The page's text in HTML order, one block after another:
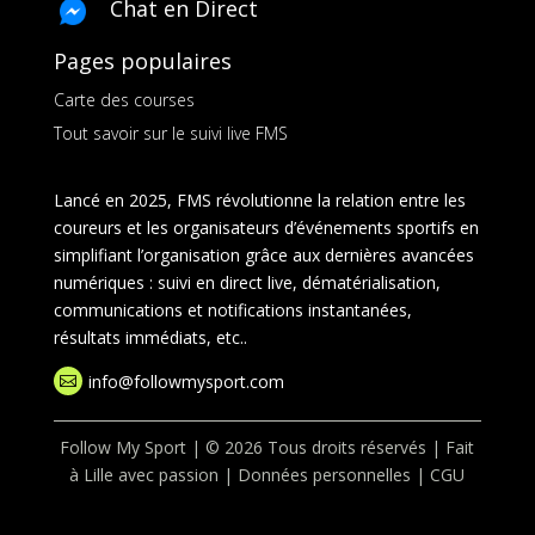
Chat en Direct
Pages populaires
Carte des courses
Tout savoir sur le suivi live FMS
Lancé en 2025, FMS révolutionne la relation entre les
coureurs et les organisateurs d’événements sportifs en
simplifiant l’organisation grâce aux dernières avancées
numériques : suivi en direct live, dématérialisation,
communications et notifications instantanées,
résultats immédiats, etc..
 info@followmysport.com
Follow My Sport | © 2026 Tous droits réservés | Fait
à Lille avec passion | Données personnelles |CGU